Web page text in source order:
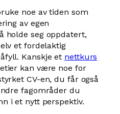
noe av tiden som
av egen
holde seg oppdatert,
et fordelaktig
Kanskje et nettkurs
kan være noe for
CV-en, du får også
fagområder du
i et nytt perspektiv.